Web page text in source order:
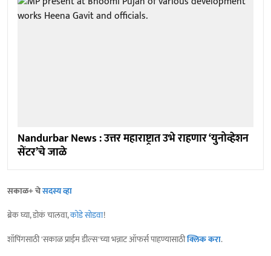
Nandurbar News : उत्तर महाराष्ट्रात उभे राहणार ‘युनोव्हेशन
सेंटर’चे जाळे
सकाळ+ चेसदस्य व्हा
ब्रेक घ्या, डोकं चालवा,कोडे सोडवा!
शॉपिंगसाठी 'सकाळ प्राईम डील्स'च्या भन्नाट ऑफर्स पाहण्यासाठीक्लिक करा.